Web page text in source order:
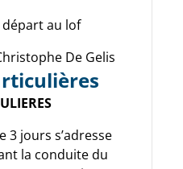
départ au lof
De Gelis
3 jours s’adresse
la conduite du